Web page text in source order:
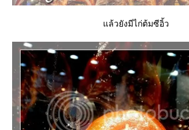
ล้วยังมีไก่ต้มซีอิ้ว